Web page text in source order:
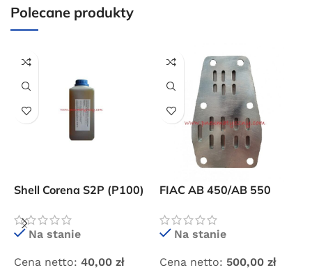
Polecane produkty
Shell Corena S2P (P100)
tłokowych (PREMIUM)
Na stanie
Cena netto: 40,00 zł
FIAC AB 450/AB 550
Na stanie
Cena netto: 500,00 zł